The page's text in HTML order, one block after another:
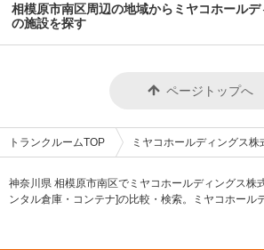
相模原市南区周辺の地域からミヤコホール
の施設を探す
ページトップへ
トランクルームTOP ミヤコホールディングス株
神奈川県 相模原市南区でミヤコホールディングス株
ンタル倉庫・コンテナ]の比較・検索。ミヤコホール
原市南区に掲載中のトランクルーム・レンタル倉庫
収納スペースを、借りたい地域から探して、広さ・